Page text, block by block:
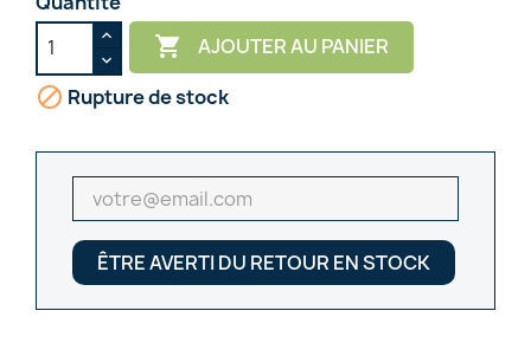
 AJOUTER AU PANIER
 Rupture de stock
ÊTRE AVERTI DU RETOUR EN STOCK